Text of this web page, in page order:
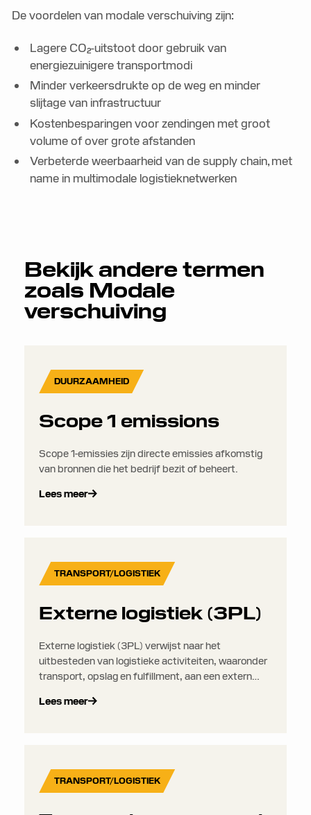
De voordelen van modale verschuiving zijn:
Lagere CO₂-uitstoot door gebruik van
energiezuinigere transportmodi
Minder verkeersdrukte op de weg en minder
slijtage van infrastructuur
Kostenbesparingen voor zendingen met groot
volume of over grote afstanden
Verbeterde weerbaarheid van de supply chain, met
name in multimodale logistieknetwerken
Bekijk andere termen
zoals Modale
verschuiving
DUURZAAMHEID
Scope 1 emissions
Scope 1-emissies zijn directe emissies afkomstig
van bronnen die het bedrijf bezit of beheert.
Lees meer
TRANSPORT/LOGISTIEK
Externe logistiek (3PL)
Externe logistiek (3PL) verwijst naar het
uitbesteden van logistieke activiteiten, waaronder
transport, opslag en fulfillment, aan een extern
Lees meer
TRANSPORT/LOGISTIEK